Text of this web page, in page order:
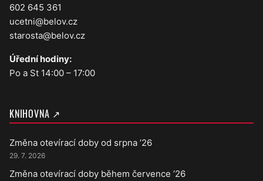
602 645 361
ucetni@belov.cz
starosta@belov.cz
Úřední hodiny:
Po a St 14:00 – 17:00
KNIHOVNA ↗
Změna otevírací doby od srpna ’26
29. 7. 2026
Změna otevírací doby během července ’26